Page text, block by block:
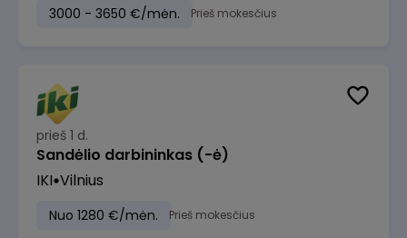
3000 - 3650 €/mėn. Prieš mokesčius
prieš 1 d.
Sandėlio darbininkas (-ė)
IKI Vilnius
Nuo 1280 €/mėn. Prieš mokesčius